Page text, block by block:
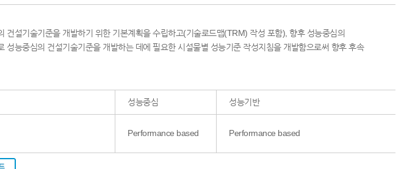
설기술기준을 개발하기 위한 기본계획을 수립하고(기술로드맵(TRM) 작성 포함), 향후 성능중심의
능중심의 건설기술기준을 개발하는 데에 필요한 시설물별 성능기준 작성지침을 개발함으로써 향후 후속
성능중심 성능기반
Performance based Performance based